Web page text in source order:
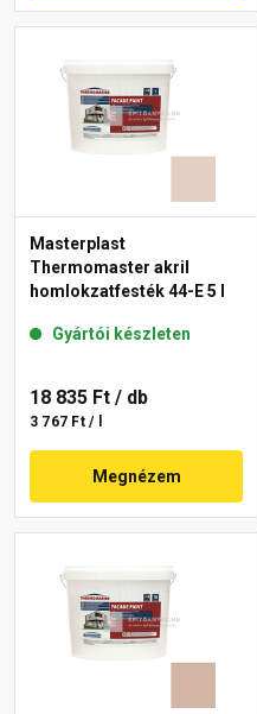
Masterplast
Thermomaster akril
homlokzatfesték 44-E 5 l
Gyártói készleten
18 835 Ft / db
3 767 Ft / l
Megnézem